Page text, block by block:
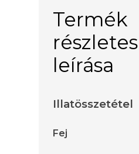
Termék
részletes
leírása
Illatösszetétel
Fej